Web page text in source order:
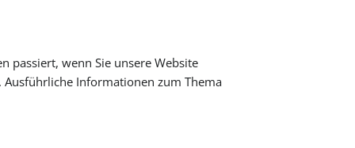
passiert, wenn Sie unsere Website
Informationen zum Thema